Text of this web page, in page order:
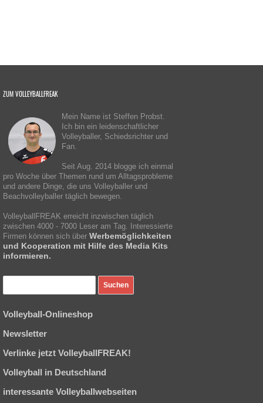
ZUM VOLLEYBALLFREAK
Mein Name ist Steffen Probst.
Ich bin ein leidenschaftlicher
Volleyballer, Schiedsrichter und
Fan.
Seit Aug. 2014 blogge ich einmal
pro Woche über Themen rund um Alltagsprobleme
und andere Dinge, die uns Volleyballer und
Beachvolleyballer täglich bewegen.
VolleyballFREAK erreicht inzwischen täglich
zwischen 4000 - 7000 Leser am Tag. Interessierte
Firmen können sich über Werbemöglichkeiten
und Kooperation mit Hilfe des Media Kits
informieren.
Volleyball-Onlineshop
Newsletter
Verlinke jetzt VolleyballFREAK!
Volleyball in Deutschland
interessante Volleyballwebseiten